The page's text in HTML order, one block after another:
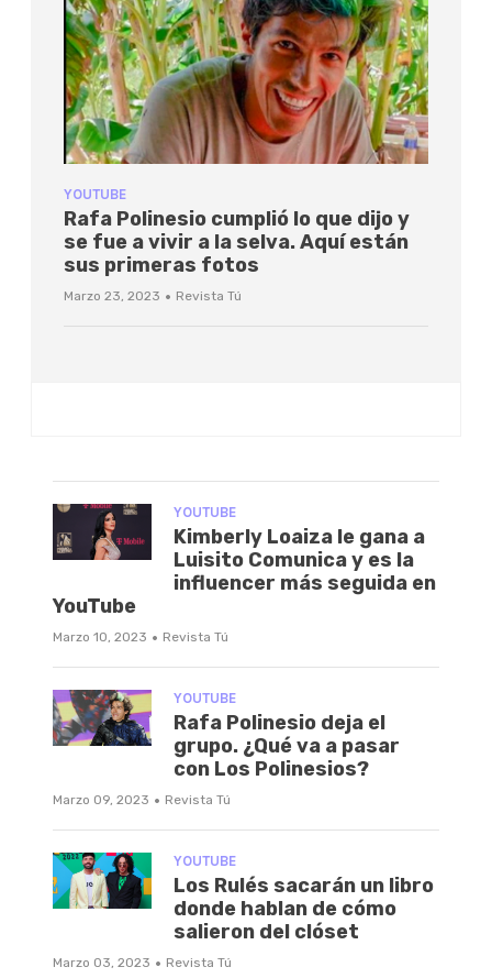
YOUTUBE
Rafa Polinesio cumplió lo que dijo y
se fue a vivir a la selva. Aquí están
sus primeras fotos
Marzo 23, 2023 · Revista Tú
YOUTUBE
Kimberly Loaiza le gana a
Luisito Comunica y es la
influencer más seguida en
YouTube
Marzo 10, 2023 · Revista Tú
YOUTUBE
Rafa Polinesio deja el
grupo. ¿Qué va a pasar
con Los Polinesios?
Marzo 09, 2023 · Revista Tú
YOUTUBE
Los Rulés sacarán un libro
donde hablan de cómo
salieron del clóset
Marzo 03, 2023 · Revista Tú